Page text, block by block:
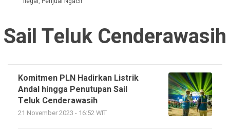
Sail Teluk Cenderawasih
Komitmen PLN Hadirkan Listrik
Andal hingga Penutupan Sail
Teluk Cenderawasih
21 November 2023 - 16:52 WIT